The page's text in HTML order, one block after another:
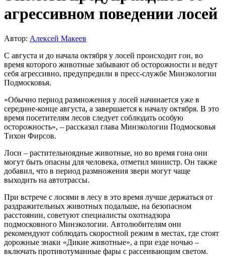
агрессивном поведении лосей
Автор: Алексей Макеев
С августа и до начала октября у лосей происходит гон, во
время которого животные забывают об осторожности и ведут
себя агрессивно, предупредили в пресс-службе Минэкологии
Подмосковья.
«Обычно период размножения у лосей начинается уже в
середине-конце августа, а завершается к началу октября. В это
время посетителям лесов следует соблюдать особую
осторожность», – рассказал глава Минэкологии Подмосковья
Тихон Фирсов.
Лоси – растительноядные животные, но во время гона они
могут быть опасны для человека, отметил министр. Он также
добавил, что в период размножения звери могут чаще
выходить на автотрассы.
При встрече с лосями в лесу в это время лучше держаться от
раздражительных животных подальше, на безопасном
расстоянии, советуют специалисты охотнадзора
подмосковного Минэкологии. Автолюбителям они
рекомендуют соблюдать скоростной режим в местах, где стоят
дорожные знаки «Дикие животные», а при езде ночью –
включать противотуманные фары с рассеивающим светом.